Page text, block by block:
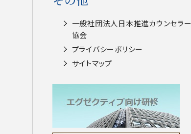
一般社団法人⽇本推進カウンセラー
協会
プライバシーポリシー
サイトマップ